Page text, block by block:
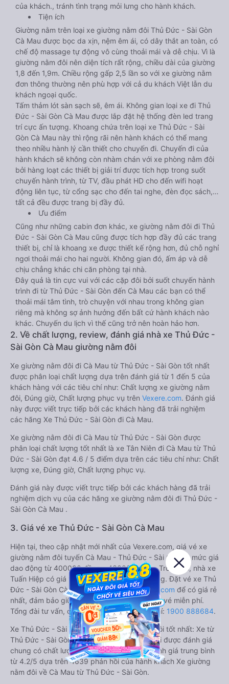
của khách., tránh tình trạng mỏi lưng cho hành khách.
Tiện ích
Giường nằm trên loại xe giường nằm đôi Thủ Đức - Sài Gòn
Cà Mau được bọc da xịn, nệm êm ái, có dây thắt an toàn, có
chế độ massage tự động vô cùng thoải mái và dễ chịu. Vì là
giường nằm đôi nên diện tích rất rộng, chiều dài của giường
1,8 đến 1,9m. Chiều rộng gấp 2,5 lần so với xe giường nằm
đơn thông thường nên phù hợp với cả du khách Việt lẫn du
khách ngoại quốc.
Tấm thảm lót sàn sạch sẽ, êm ái. Không gian loại xe đi Thủ
Đức - Sài Gòn Cà Mau được lắp đặt hệ thống đèn led trang
trí cực ấn tượng. Khoang chứa trên loại xe Thủ Đức - Sài
Gòn Cà Mau này thì rộng rãi nên hành khách có thể mang
theo nhiều hành lý cần thiết cho chuyến đi. Chuyến đi của
hành khách sẽ không còn nhàm chán với xe phòng nằm đôi
bởi hàng loạt các thiết bị giải trí được tích hợp trong suốt
chuyến hành trình, từ TV, đầu phát HD cho đến wifi hoạt
động liên tục, từ cổng sạc cho đến tai nghe, đèn đọc sách,…
tất cả đều được trang bị đầy đủ.
Ưu điểm
Cũng như những cabin đơn khác, xe giường nằm đôi đi Thủ
Đức - Sài Gòn Cà Mau cũng được tích hợp đầy đủ các trang
thiết bị, chỉ là khoang xe được thiết kế rộng hơn, đủ chỗ nghỉ
ngơi thoải mái cho hai người. Không gian đó, ấm áp và dễ
chịu chẳng khác chi căn phòng tại nhà.
Đây quả là tin cực vui với các cặp đôi bởi suốt chuyến hành
trình đi từ Thủ Đức - Sài Gòn đến Cà Mau các bạn có thể
thoải mái tâm tình, trò chuyện với nhau trong không gian
riêng mà không sợ ảnh hưởng đến bất cứ hành khách nào
khác. Chuyến du lịch vì thế cũng trở nên hoàn hảo hơn.
2. Về chất lượng, review, đánh giá nhà xe Thủ Đức -
Sài Gòn Cà Mau giường nằm đôi
Xe giường nằm đôi đi Cà Mau từ Thủ Đức - Sài Gòn tốt nhất
được phân loại chất lượng dựa trên đánh giá từ 1 đến 5 của
khách hàng với các tiêu chí như: Chất lượng xe giường nằm
đôi, Đúng giờ, Chất lượng phục vụ trên Vexere.com. Đánh giá
này được viết trực tiếp bởi các khách hàng đã trải nghiệm
các hãng Xe Thủ Đức - Sài Gòn đi Cà Mau.
Xe giường nằm đôi đi Cà Mau từ Thủ Đức - Sài Gòn được
phân loại chất lượng tốt nhất là xe Tân Niên đi Cà Mau từ Thủ
Đức - Sài Gòn đạt 4.6 / 5 điểm dựa trên các tiêu chí như: Chất
lượng xe, Đúng giờ, Chất lượng phục vụ.
Đánh giá này được viết trực tiếp bởi các khách hàng đã trải
nghiệm dịch vụ của các hãng xe giường nằm đôi đi Thủ Đức -
Sài Gòn Cà Mau .
3. Giá vé xe Thủ Đức - Sài Gòn Cà Mau
Hiện tại, theo cập nhật mới nhất của Vexere.com, giá vé xe
giường nằm đôi tuyến Cà Mau - Thủ Đức - Sài Gòn có mức giá
dao động từ 400000 đồng - 430000 đồng. Trong đó, nhà xe
Tuấn Hiệp có giá vé rẻ nhất, chỉ 400000 đồng. Đặt vé xe Thủ
Đức - Sài Gòn Cà Mau chính hãng tạiVexere.com để có giá rẻ
nhất, đảm bảo giữ chỗ 100% và hỗ trợ đổi trả vé miễn phí.
Tổng đài tư vấn, đặt vé và đổi trả vé miễn phí: 1900 888684.
Xe Thủ Đức - Sài Gòn Cà Mau giường nằm đôi tốt nhất: Xe từ
Thủ Đức - Sài Gòn đi Cà Mau giường nằm đôi được đánh giá
chung có chất lượng Trung bình với điểm đánh giá trung bình
từ 4.2/5 dựa trên 4639 phản hồi của hành khách Xe giường
nằm đôi về Cà Mau từ Thủ Đức - Sài Gòn.